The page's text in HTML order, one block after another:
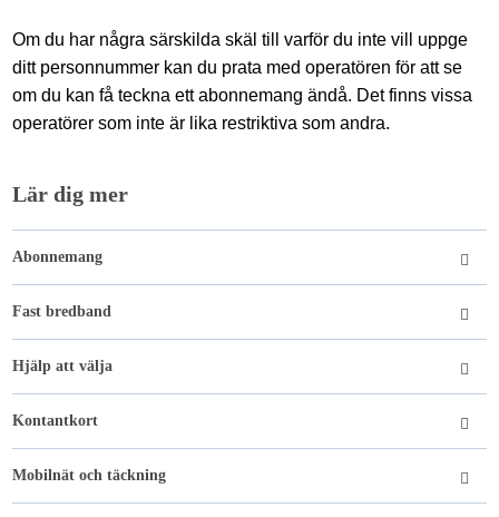
Om du har några särskilda skäl till varför du inte vill uppge
ditt personnummer kan du prata med operatören för att se
om du kan få teckna ett abonnemang ändå. Det finns vissa
operatörer som inte är lika restriktiva som andra.
Lär dig mer
Abonnemang
Fast bredband
Hjälp att välja
Kontantkort
Mobilnät och täckning